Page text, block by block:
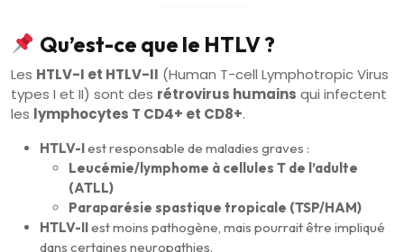
Qu’est-ce que le HTLV ?
Les HTLV-I et HTLV-II (Human T-cell Lymphotropic Virus
types I et II) sont des rétrovirus humains qui infectent
les lymphocytes T CD4+ et CD8+.
HTLV-Iest responsable de maladies graves :
Leucémie/lymphome à cellules T de l’adulte
(ATLL)
Paraparésie spastique tropicale (TSP/HAM)
HTLV-IIest moins pathogène, mais pourrait être impliqué
dans certaines neuropathies.